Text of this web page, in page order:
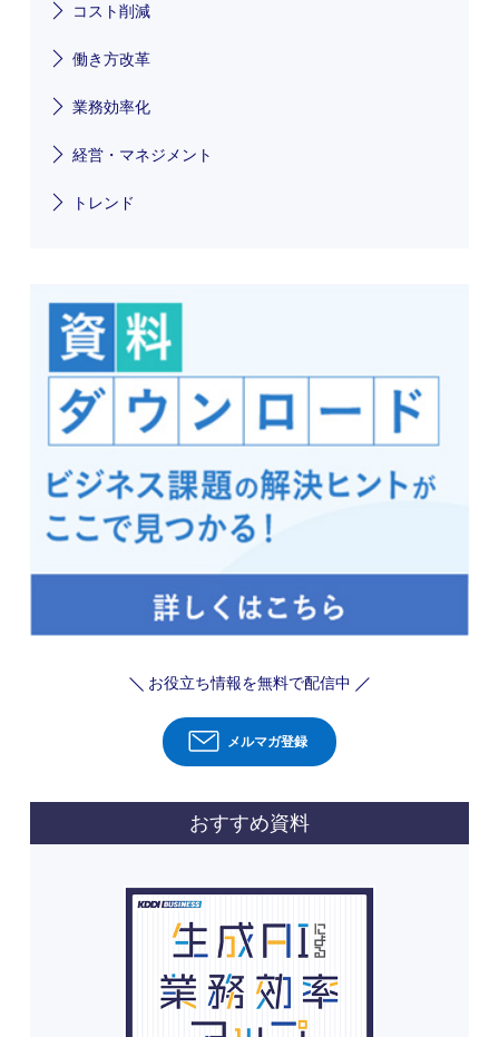
コスト削減
働き方改革
業務効率化
経営・マネジメント
トレンド
お役立ち情報を無料で配信中
メルマガ登録
おすすめ資料